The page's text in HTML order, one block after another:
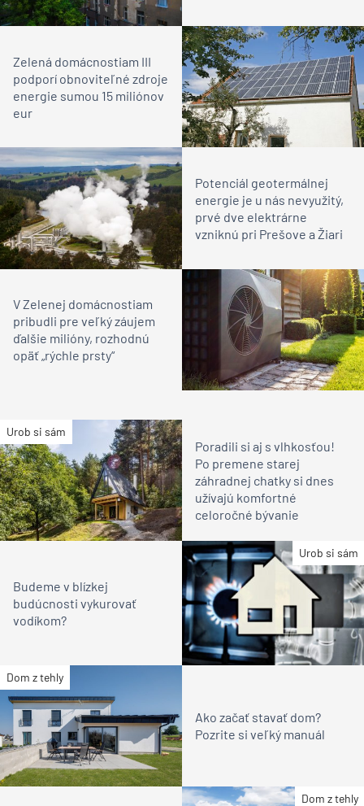
Zelená domácnostiam III
podporí obnoviteľné zdroje
energie sumou 15 miliónov
eur
Potenciál geotermálnej
energie je u nás nevyužitý,
prvé dve elektrárne
vzniknú pri Prešove a Žiari
V Zelenej domácnostiam
pribudli pre veľký záujem
ďalšie milióny, rozhodnú
opäť „rýchle prsty“
Urob si sám
Poradili si aj s vlhkosťou!
Po premene starej
záhradnej chatky si dnes
užívajú komfortné
celoročné bývanie
Urob si sám
Budeme v blízkej
budúcnosti vykurovať
vodíkom?
Dom z tehly
Ako začať stavať dom?
Pozrite si veľký manuál
Dom z tehly